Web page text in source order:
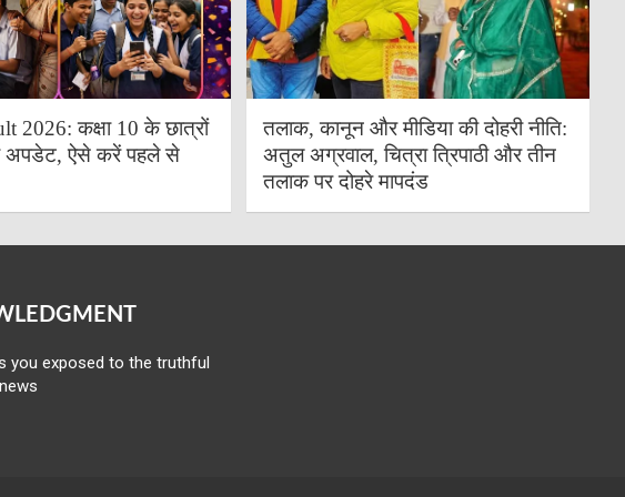
2026: कक्षा 10 के छात्रों
अपडेट, ऐसे करें पहले से
तलाक, कानून और मीडिया की दोहरी नीति:
अतुल अग्रवाल, चित्रा त्रिपाठी और तीन
तलाक पर दोहरे मापदंड
you exposed to the truthful